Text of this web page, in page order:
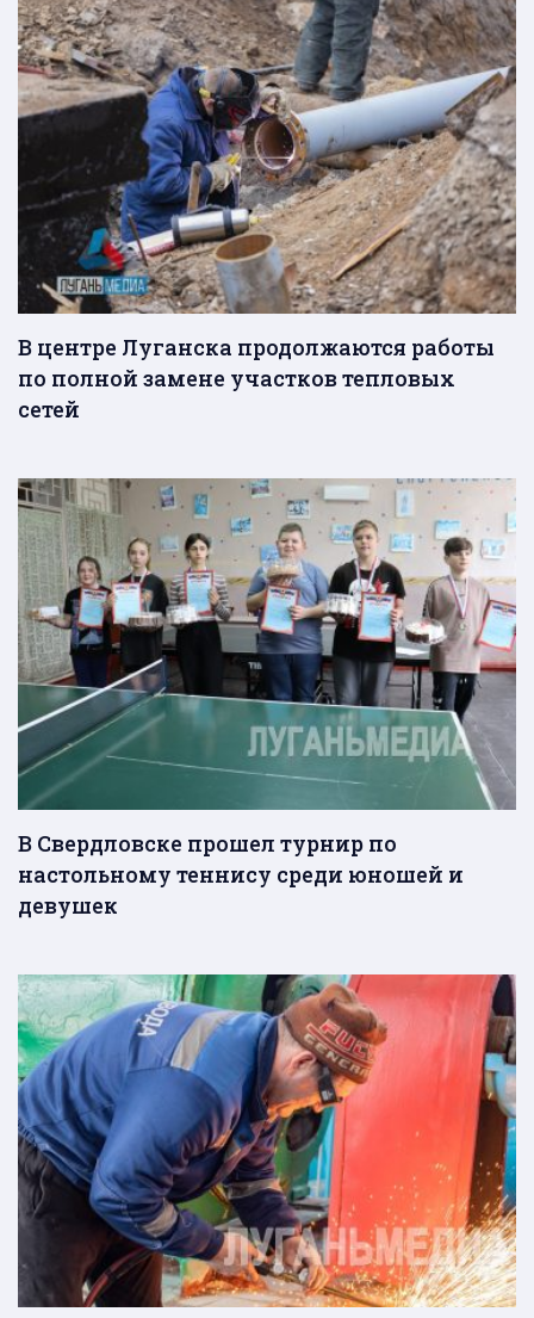
В центре Луганска продолжаются работы
по полной замене участков тепловых
сетей
В Свердловске прошел турнир по
настольному теннису среди юношей и
девушек